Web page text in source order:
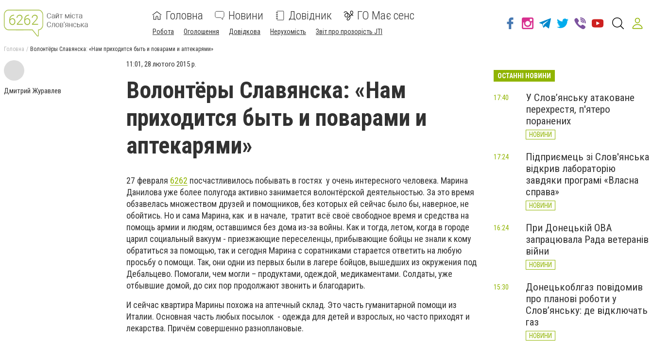
Головна Новини Довідник ГО Має сенс
Робота Оголошення Довідкова Нерухомість Звіт про прозорість JTI
Головна Волонтёры Славянска: «Нам приходится быть и поварами и аптекарями»
Дмитрий Журавлев
11:01, 28 лютого 2015 р.
Волонтёры Славянска: «Нам
приходится быть и поварами и
аптекарями»
27 февраля 6262 посчастливилось побывать в гостях у очень интересного человека. Марина
Данилова уже более полугода активно занимается волонтёрской деятельностью. За это время
обзавелась множеством друзей и помощников, без которых ей сейчас было бы, наверное, не
обойтись. Но и сама Марина, как и в начале, тратит всё своё свободное время и средства на
помощь армии и людям, оставшимся без дома из-за войны. Как и тогда, летом, когда в городе
царил социальный вакуум - приезжающие переселенцы, прибывающие бойцы не знали к кому
обратиться за помощью, так и сегодня Марина с соратниками старается ответить на любую
просьбу о помощи. Так, они одни из первых были в лагере бойцов, вышедших из окружения под
Дебальцево. Помогали, чем могли – продуктами, одеждой¸ медикаментами. Солдаты, уже
отбывшие домой, до сих пор продолжают звонить и благодарить.
И сейчас квартира Марины похожа на аптечный склад. Это часть гуманитарной помощи из
Италии. Основная часть любых посылок - одежда для детей и взрослых, но часто приходят и
лекарства. Причём совершенно разноплановые.
ОСТАННІ НОВИНИ
У Слов’янську атаковане
перехрестя, п'ятеро
поранених
НОВИНИ
17:40
Підприємець зі Слов'янська
відкрив лабораторію
завдяки програмі «Власна
справа»
НОВИНИ
17:24
При Донецькій ОВА
запрацювала Рада ветеранів
війни
НОВИНИ
16:24
Донецькоблгаз повідомив
про планові роботи у
Слов’янську: де відключать
газ
НОВИНИ
15:30